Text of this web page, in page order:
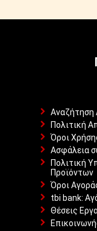
Αναζήτηση
Πολιτική
Όροι
Ασφάλεια
Πολιτική
Προϊόντων
Όροι
tbi bank:
Θέσεις